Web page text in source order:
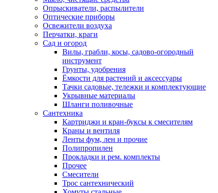
Опрыскиватели, распылители
Оптические приборы
Освежители воздуха
Перчатки, краги
Сад и огород
Вилы, грабли, косы, садово-огородный
инструмент
Грунты, удобрения
Ёмкости для растений и аксессуары
Тачки садовые, тележки и комплектующие
Укрывные материалы
Шланги поливочные
Сантехника
Картриджи и кран-буксы к смесителям
Краны и вентиля
Ленты фум, лен и прочие
Полипропилен
Прокладки и рем. комплекты
Прочее
Смесители
Трос сантехнический